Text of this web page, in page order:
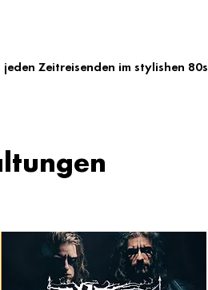
Zeitreisenden im stylishen 80s